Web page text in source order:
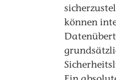
können